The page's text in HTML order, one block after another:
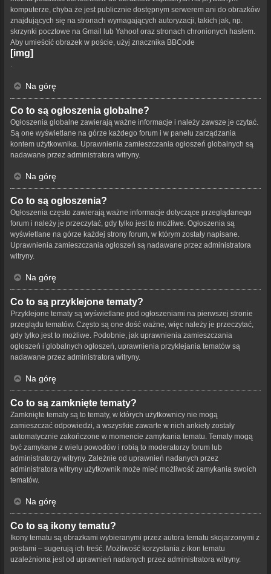
komputerze, chyba że jest publicznie dostępnym serwerem ani do obrazków
znajdujących się na stronach wymagających autoryzacji, takich jak, np.
skrzynki pocztowe na Gmail lub Yahoo! oraz stronach chronionych hasłem.
Aby umieścić obrazek w poście, użyj znacznika BBCode
[img]
.
Na górę
Co to są ogłoszenia globalne?
Ogłoszenia globalne zawierają ważne informacje i należy zawsze je czytać.
Są one wyświetlane na górze każdego forum i w panelu zarządzania
kontem użytkownika. Uprawnienia zamieszczania ogłoszeń globalnych są
nadawane przez administratora witryny.
Na górę
Co to są ogłoszenia?
Ogłoszenia często zawierają ważne informacje dotyczące przeglądanego
forum i należy je przeczytać, gdy tylko jest to możliwe. Ogłoszenia są
wyświetlane na górze każdej strony forum, w którym zostały napisane.
Uprawnienia zamieszczania ogłoszeń są nadawane przez administratora
witryny.
Na górę
Co to są przyklejone tematy?
Przyklejone tematy są wyświetlane pod ogłoszeniami na pierwszej stronie
przeglądu tematów. Często są one dość ważne, więc należy je przeczytać,
gdy tylko jest to możliwe. Podobnie, jak uprawnienia zamieszczania
ogłoszeń i globalnych ogłoszeń, uprawnienia przyklejania tematów są
nadawane przez administratora witryny.
Na górę
Co to są zamknięte tematy?
Zamknięte tematy są to tematy, w których użytkownicy nie mogą
zamieszczać odpowiedzi, a wszystkie zawarte w nich ankiety zostały
automatycznie zakończone w momencie zamykania tematu. Tematy mogą
być zamykane z wielu powodów i robią to moderatorzy forum lub
administratorzy witryny. Zależnie od uprawnień nadanych przez
administratora witryny użytkownik może mieć możliwość zamykania swoich
tematów.
Na górę
Co to są ikony tematu?
Ikony tematu są obrazkami wybieranymi przez autora tematu skojarzonymi z
postami – sugerują ich treść. Możliwość korzystania z ikon tematu
uzależniona jest od uprawnień nadanych przez administratora witryny.